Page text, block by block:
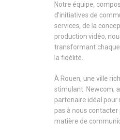
Notre équipe,
d’initiatives de
services, de la
production vidéo,
transformant
la fidélité.
À Rouen, une ville
stimulant. Newcom,
partenaire idéal
pas à nous
matière de